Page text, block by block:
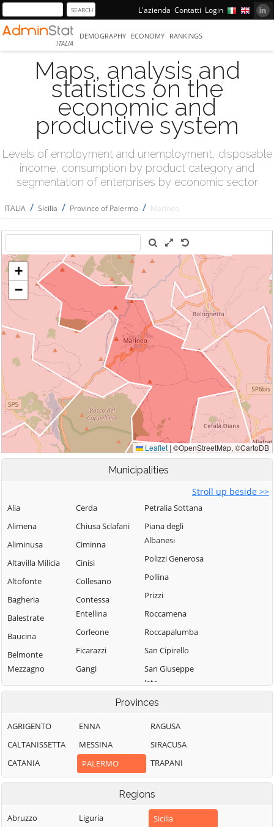
L'azienda Contatti Login
ITALIA
DEMOGRAPHY ECONOMY RANKINGS
Maps, analysis and
statistics on the
economic and
productive system
Levels of employment and unemployment, disposable
income, consumption by product category and
segmentation of enterprises by economic sector
ITALIA / Sicilia / Province of Palermo / Marineo
Municipalities
Stroll up beside >>
Alia
Alimena
Aliminusa
Altavilla Milicia
Altofonte
Bagheria
Balestrate
Baucina
Belmonte
Mezzagno
Bisacquino
Bolognetta
Bompietro
Borgetto
Caccamo
Campofelice di
Cerda
Chiusa Sclafani
Ciminna
Cinisi
Collesano
Contessa
Entellina
Corleone
Ficarazzi
Gangi
Geraci Siculo
Giuliana
Godrano
Gratteri
Isnello
Petralia Sottana
Piana degli
Albanesi
Polizzi Generosa
Pollina
Prizzi
Roccamena
Roccapalumba
San Cipirello
San Giuseppe
Jato
San Mauro
Gela
Santa Flavia
Sciara
Sclafani Bagni
Provinces
AGRIGENTO
CALTANISSETTA
CATANIA
ENNA
MESSINA
PALERMO
RAGUSA
SIRACUSA
TRAPANI
Regions
Abruzzo
Liguria
Sicilia